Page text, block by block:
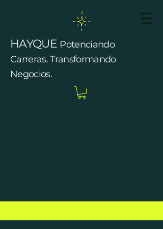
HAYQUE Potenciando
Carreras. Transformando
Negocios.